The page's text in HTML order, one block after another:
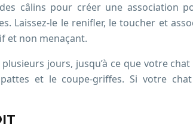
câlins pour créer une association
le le renifler, le toucher et
et non menaçant.
jours, jusqu’à ce que votre
et le coupe-griffes. Si votre